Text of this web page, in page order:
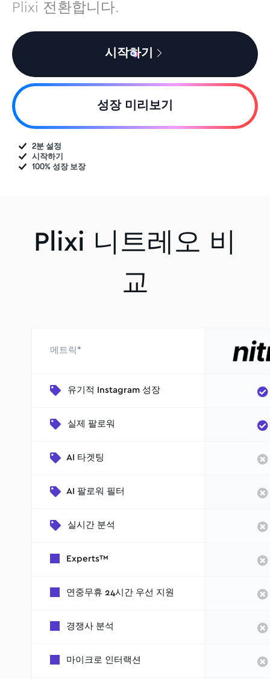
Plixi 전환합니다.
시작하기
성장 미리보기
2분 설정
시작하기
100% 성장 보장
Plixi 니트레오 비
교
메트릭*
유기적 Instagram 성장
실제 팔로워
AI 타겟팅
AI 팔로워 필터
실시간 분석
Experts™
연중무휴 24시간 우선 지원
경쟁사 분석
마이크로 인터랙션